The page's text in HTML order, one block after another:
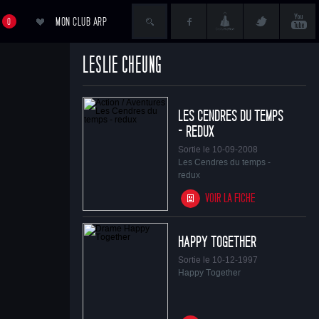
MON CLUB ARP
0
LESLIE CHEUNG
LES CENDRES DU TEMPS
- REDUX
Sortie le 10-09-2008
Les Cendres du temps -
redux
VOIR LA FICHE
HAPPY TOGETHER
Sortie le 10-12-1997
Happy Together